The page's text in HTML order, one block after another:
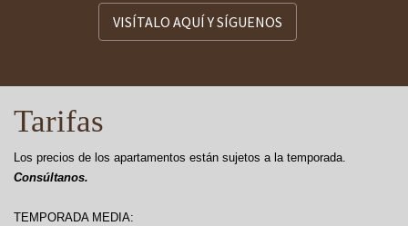
VISÍTALO AQUÍ Y SÍGUENOS
Tarifas
Los precios de los apartamentos están sujetos a la temporada.
Consúltanos.
TEMPORADA MEDIA: